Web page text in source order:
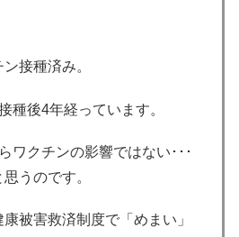
接種済み。
種後4年経っています。
ワクチンの影響ではない･･･
うのです。
被害救済制度で「めまい」